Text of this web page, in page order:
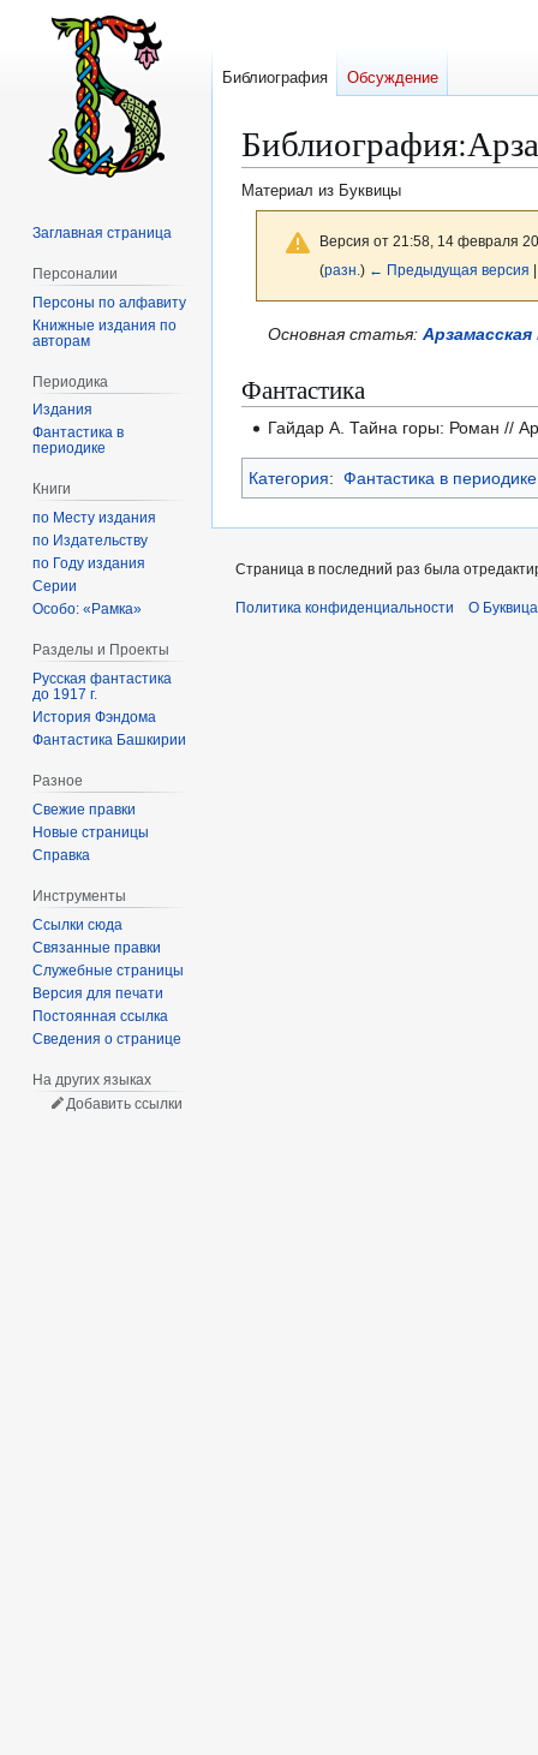
Библиография:
Материал из Буквицы
Версия от 21:58, 14 февраля
(разн. ) ← Предыдущая версия
Перейти
навигации
Перейти
поиску
Основная статья:Арзамасская
Фантастика
Гайдар А. Тайна горы: Роман //
Категория: Фантастика в периодике
Библиография Обсуждение
Заглавная страница
Персоналии
Персоны по алфавиту
Книжные издания по
авторам
Периодика
Издания
Фантастика в
периодике
Книги
по Месту издания
по Издательству
по Году издания
Серии
Особо: «Рамка»
Разделы и Проекты
Русская фантастика
до 1917 г.
История Фэндома
Фантастика Башкирии
Разное
Свежие правки
Новые страницы
Справка
Инструменты
Ссылки сюда
Связанные правки
Служебные страницы
Версия для печати
Постоянная ссылка
Сведения о странице
На других языках
Добавить ссылки
Страница в последний раз была
Политика конфиденциальности О Буквица